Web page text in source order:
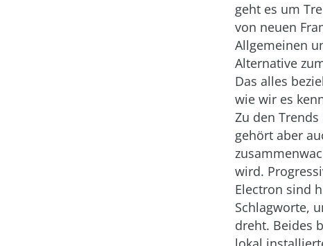
geht es um
von neuen
Allgemeinen
Alternative
Das alles
wie wir es
Zu den
gehört aber
wird.
Electron sind
Schlagworte,
dreht. Beides